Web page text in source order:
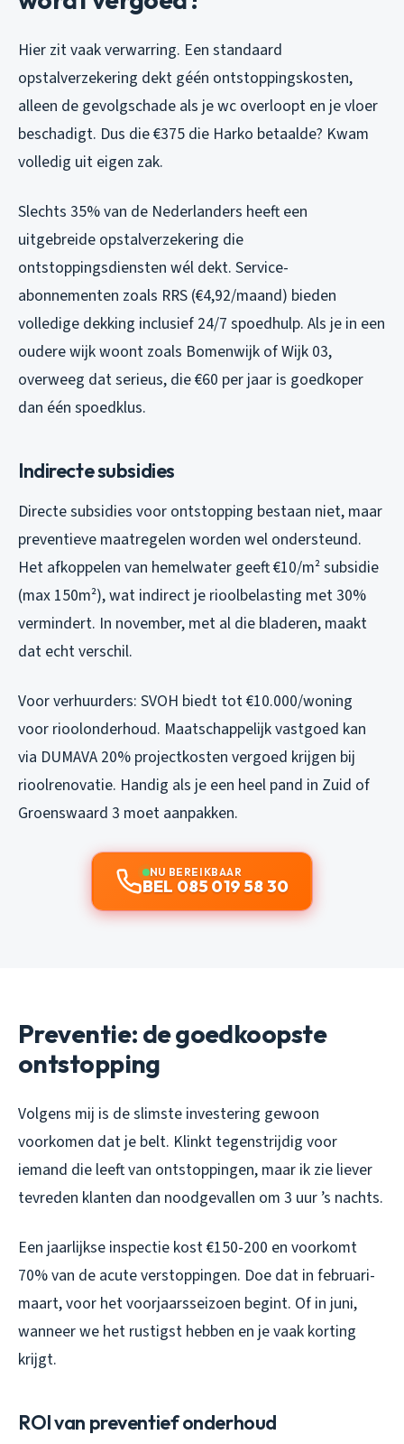
Hier zit vaak verwarring. Een standaard
opstalverzekering dekt géén ontstoppingskosten,
alleen de gevolgschade als je wc overloopt en je vloer
beschadigt. Dus die €375 die Harko betaalde? Kwam
volledig uit eigen zak.
Slechts 35% van de Nederlanders heeft een
uitgebreide opstalverzekering die
ontstoppingsdiensten wél dekt. Service-
abonnementen zoals RRS (€4,92/maand) bieden
volledige dekking inclusief 24/7 spoedhulp. Als je in een
oudere wijk woont zoals Bomenwijk of Wijk 03,
overweeg dat serieus, die €60 per jaar is goedkoper
dan één spoedklus.
Indirecte subsidies
Directe subsidies voor ontstopping bestaan niet, maar
preventieve maatregelen worden wel ondersteund.
Het afkoppelen van hemelwater geeft €10/m² subsidie
(max 150m²), wat indirect je rioolbelasting met 30%
vermindert. In november, met al die bladeren, maakt
dat echt verschil.
Voor verhuurders: SVOH biedt tot €10.000/woning
voor rioolonderhoud. Maatschappelijk vastgoed kan
via DUMAVA 20% projectkosten vergoed krijgen bij
rioolrenovatie. Handig als je een heel pand in Zuid of
Groenswaard 3 moet aanpakken.
NU BEREIKBAAR
BEL 085 019 58 30
Preventie: de goedkoopste
ontstopping
Volgens mij is de slimste investering gewoon
voorkomen dat je belt. Klinkt tegenstrijdig voor
iemand die leeft van ontstoppingen, maar ik zie liever
tevreden klanten dan noodgevallen om 3 uur ’s nachts.
Een jaarlijkse inspectie kost €150-200 en voorkomt
70% van de acute verstoppingen. Doe dat in februari-
maart, voor het voorjaarsseizoen begint. Of in juni,
wanneer we het rustigst hebben en je vaak korting
krijgt.
ROI van preventief onderhoud